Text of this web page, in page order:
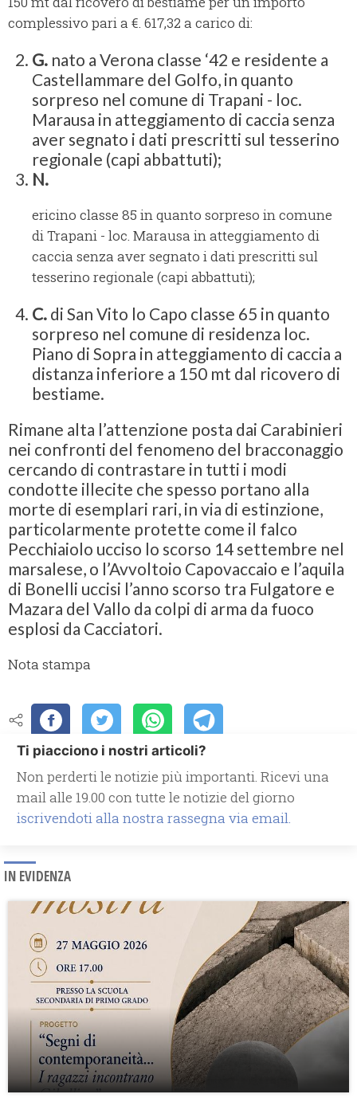
complessivo pari a €. 617,32 a carico di:
G. nato a Verona classe ‘42 e residente a
Castellammare del Golfo, in quanto
sorpreso nel comune di Trapani - loc.
Marausa in atteggiamento di caccia senza
aver segnato i dati prescritti sul tesserino
regionale (capi abbattuti);
N.
ericino classe 85 in quanto sorpreso in comune
di Trapani - loc. Marausa in atteggiamento di
caccia senza aver segnato i dati prescritti sul
tesserino regionale (capi abbattuti);
C. di San Vito lo Capo classe 65 in quanto
sorpreso nel comune di residenza loc.
Piano di Sopra in atteggiamento di caccia a
distanza inferiore a 150 mt dal ricovero di
bestiame.
Rimane alta l’attenzione posta dai Carabinieri
nei confronti del fenomeno del bracconaggio
cercando di contrastare in tutti i modi
condotte illecite che spesso portano alla
morte di esemplari rari, in via di estinzione,
particolarmente protette come il falco
Pecchiaiolo ucciso lo scorso 14 settembre nel
marsalese, o l’Avvoltoio Capovaccaio e l’aquila
di Bonelli uccisi l’anno scorso tra Fulgatore e
Mazara del Vallo da colpi di arma da fuoco
esplosi da Cacciatori.
Nota stampa
Ti piacciono i nostri articoli?
Non perderti le notizie più importanti. Ricevi una
mail alle 19.00 con tutte le notizie del giorno
iscrivendoti alla nostra rassegna via email.
IN EVIDENZA